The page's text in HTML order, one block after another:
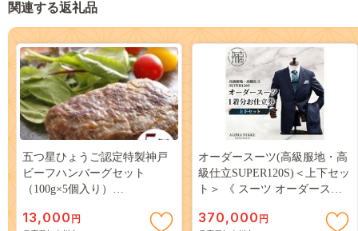
関連する返礼品
五つ星ひょうご認定特製神戸
ビーフハンバーグセット
（100g×5個入り）
13,000 円
オーダースーツ(高級服地・高
級仕立SUPER120S)＜上下セッ
ト＞ 《 スーツ オーダースー
リジナル 》【2437Q05134】
370,000 円